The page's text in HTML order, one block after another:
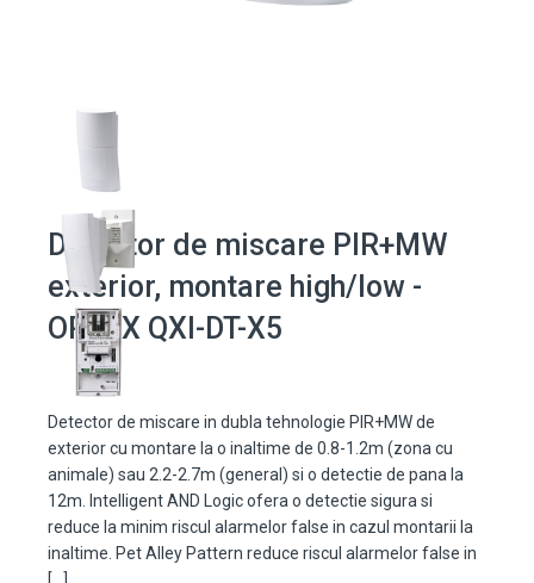
Detector de miscare PIR+MW
exterior, montare high/low -
OPTEX QXI-DT-X5
Detector de miscare in dubla tehnologie PIR+MW de
exterior cu montare la o inaltime de 0.8-1.2m (zona cu
animale) sau 2.2-2.7m (general) si o detectie de pana la
12m. Intelligent AND Logic ofera o detectie sigura si
reduce la minim riscul alarmelor false in cazul montarii la
inaltime. Pet Alley Pattern reduce riscul alarmelor false in